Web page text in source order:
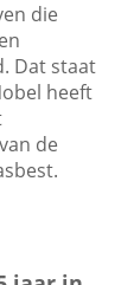
die
Dat staat
heeft
de